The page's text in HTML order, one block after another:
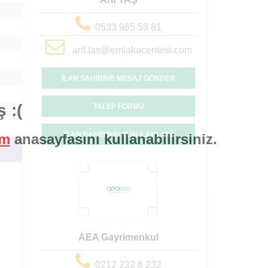
:(
anasayfasını kullanabilirsiniz.
0533 965 53 81
arif.tas@emlakacentesi.com
İLAN SAHİBİNE MESAJ GÖNDER
TALEP FORMU
İLAN SAHİBİNİN TÜM İLANLARI
AEA Gayrimenkul
0212 232 6 232